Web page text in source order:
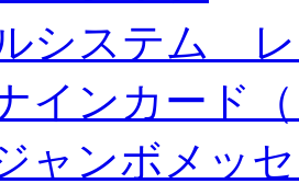
システム
インカード
ャンボメッ